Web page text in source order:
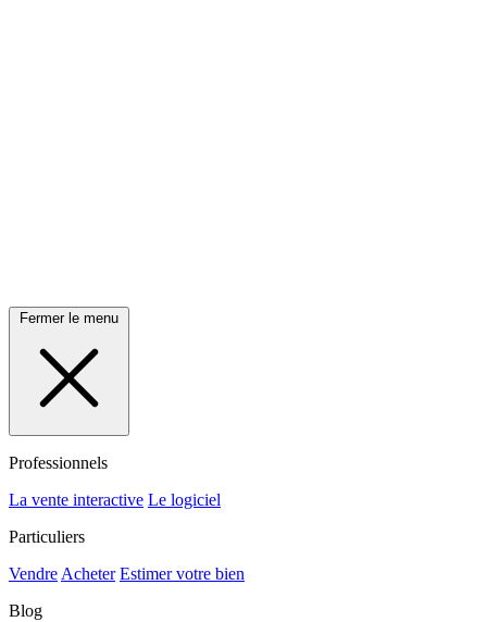
Fermer le menu
Professionnels
La vente interactive Le logiciel
Particuliers
Vendre Acheter Estimer votre bien
Blog